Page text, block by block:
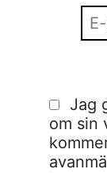
Jag
om sin